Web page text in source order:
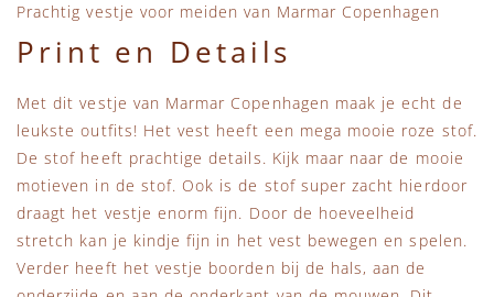
Beren
Piupiuchick
Sproet & Sprout
Tiny Cottons
Prachtig vestje voor meiden van Marmar Copenhagen
Print en Details
Met dit vestje van Marmar Copenhagen maak je echt de
leukste outfits! Het vest heeft een mega mooie roze stof.
De stof heeft prachtige details. Kijk maar naar de mooie
motieven in de stof. Ook is de stof super zacht hierdoor
draagt het vestje enorm fijn. Door de hoeveelheid
stretch kan je kindje fijn in het vest bewegen en spelen.
Verder heeft het vestje boorden bij de hals, aan de